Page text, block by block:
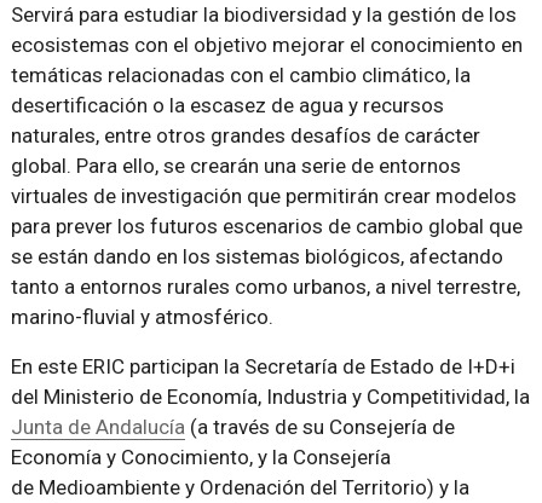
Servirá para estudiar la biodiversidad y la gestión de los
ecosistemas con el objetivo mejorar el conocimiento en
temáticas relacionadas con el cambio climático, la
desertificación o la escasez de agua y recursos
naturales, entre otros grandes desafíos de carácter
global. Para ello, se crearán una serie de entornos
virtuales de investigación que permitirán crear modelos
para prever los futuros escenarios de cambio global que
se están dando en los sistemas biológicos, afectando
tanto a entornos rurales como urbanos, a nivel terrestre,
marino-fluvial y atmosférico.
En este ERIC participan la Secretaría de Estado de I+D+i
del Ministerio de Economía, Industria y Competitividad, la
Junta de Andalucía (a través de su Consejería de
Economía y Conocimiento, y la Consejería
de Medioambiente y Ordenación del Territorio) y la